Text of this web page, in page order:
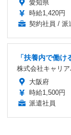
愛知県
時給1,420円
契約社員 / 派
「扶養内で働
株式会社キャリ
大阪府
時給1,500円
派遣社員